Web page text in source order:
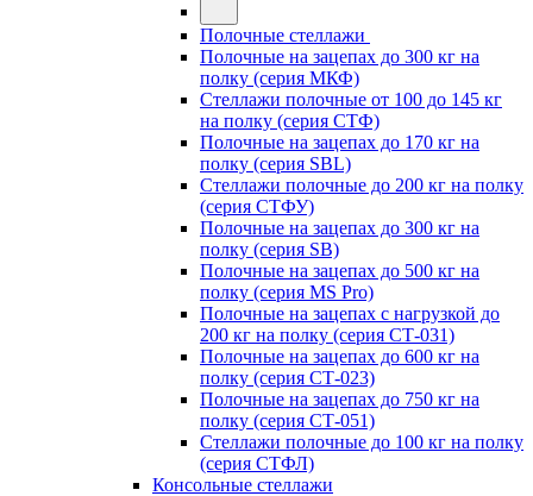
Полочные стеллажи
Полочные на зацепах до 300 кг на
полку (серия МКФ)
Стеллажи полочные от 100 до 145 кг
на полку (серия СТФ)
Полочные на зацепах до 170 кг на
полку (серия SBL)
Стеллажи полочные до 200 кг на полку
(серия СТФУ)
Полочные на зацепах до 300 кг на
полку (серия SB)
Полочные на зацепах до 500 кг на
полку (серия MS Pro)
Полочные на зацепах с нагрузкой до
200 кг на полку (серия СТ-031)
Полочные на зацепах до 600 кг на
полку (серия СТ-023)
Полочные на зацепах до 750 кг на
полку (серия СТ-051)
Стеллажи полочные до 100 кг на полку
(серия СТФЛ)
Консольные стеллажи